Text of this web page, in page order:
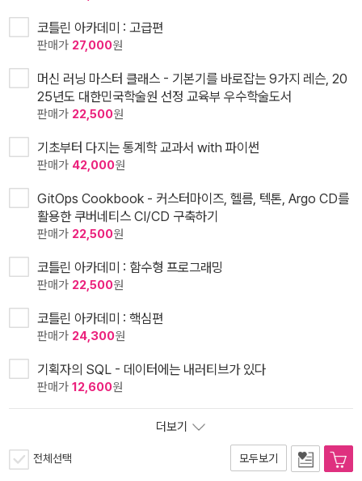
코틀린 아카데미 : 고급편
판매가 27,000원
머신 러닝 마스터 클래스 - 기본기를 바로잡는 9가지 레슨, 20
25년도 대한민국학술원 선정 교육부 우수학술도서
판매가 22,500원
기초부터 다지는 통계학 교과서 with 파이썬
판매가 42,000원
GitOps Cookbook - 커스터마이즈, 헬름, 텍톤, Argo CD를
활용한 쿠버네티스 CI/CD 구축하기
판매가 22,500원
코틀린 아카데미 : 함수형 프로그래밍
판매가 22,500원
코틀린 아카데미 : 핵심편
판매가 24,300원
기획자의 SQL - 데이터에는 내러티브가 있다
판매가 12,600원
더보기
전체선택 모두보기